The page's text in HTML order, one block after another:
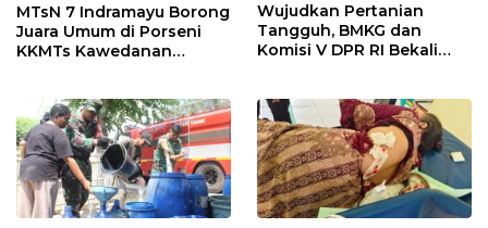
MTsN 7 Indramayu Borong
Juara Umum di Porseni
KKMTs Kawedanan
Wujudkan Pertanian
Tangguh, BMKG dan
Komisi V DPR RI Bekali